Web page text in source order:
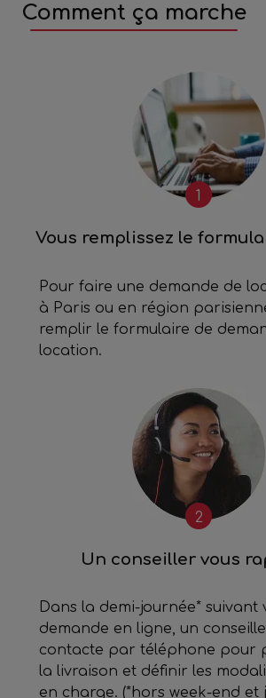
Comment ça marche
1
Vous remplissez le
Pour faire une demande de
à Paris ou en région
remplir le formulaire de
location.
2
Un conseiller vous
Dans la demi-journée* suivant
demande en ligne, un
contacte par téléphone pour
la livraison et définir les
en charge. (*hors week-end et